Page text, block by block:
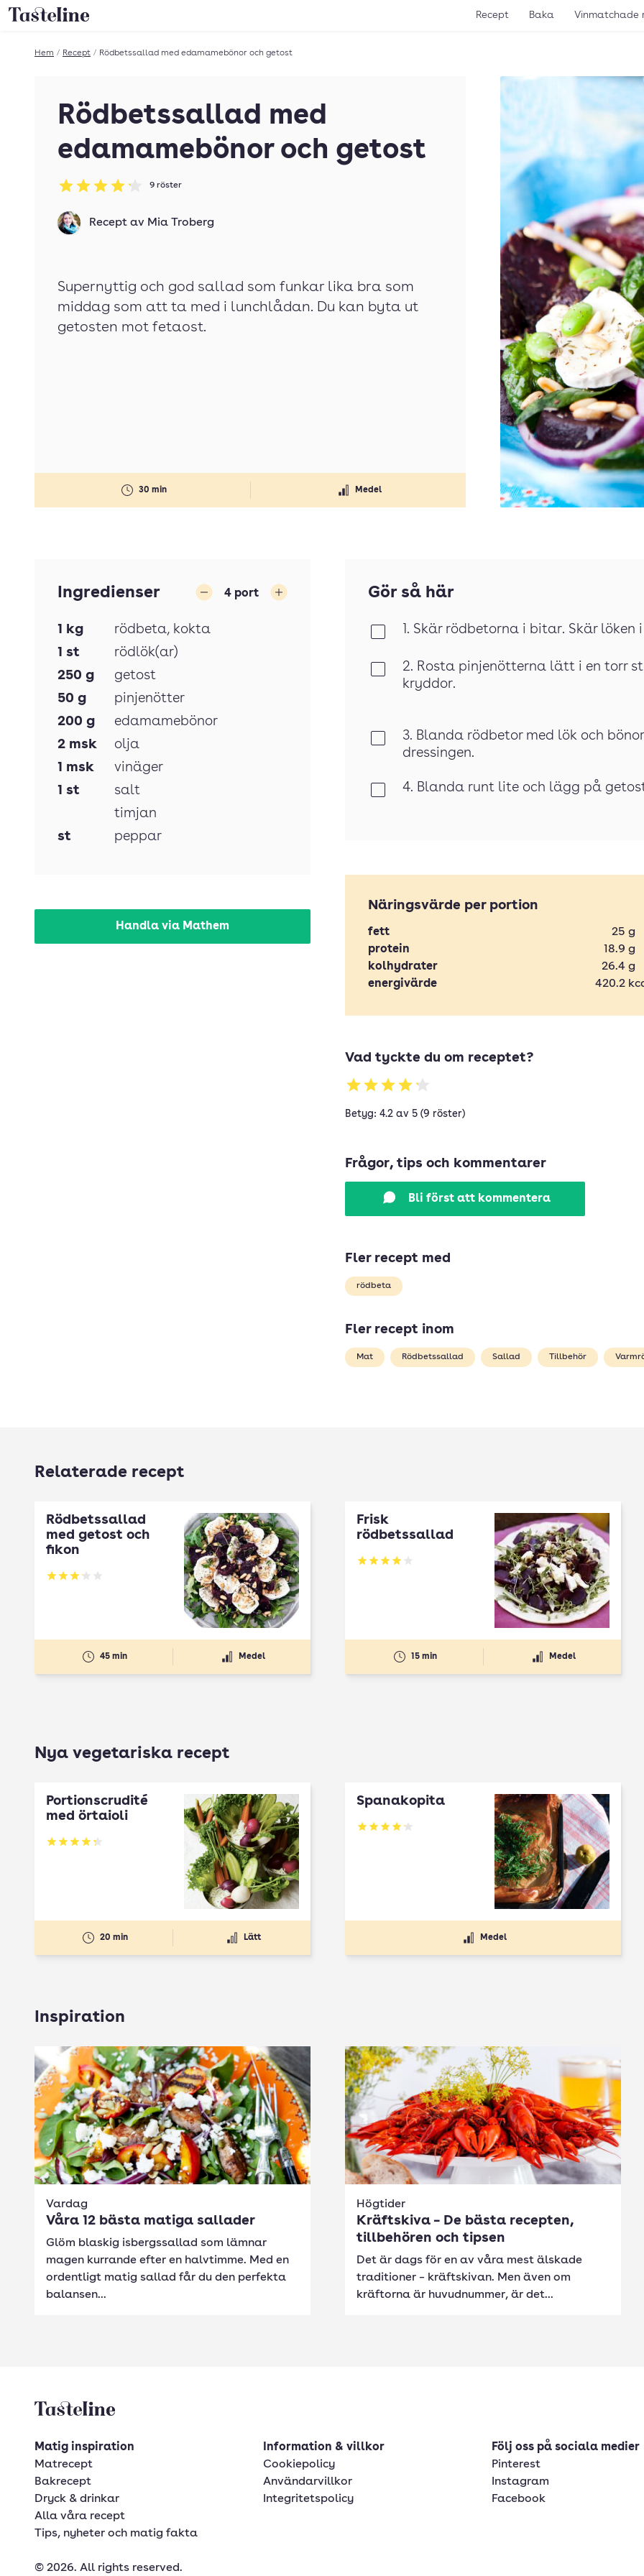
Till Tastelines startsida Recept Baka Vinmatchade
Hem / Recept / Rödbetssallad med edamamebönor och getost
Rödbetssallad med
edamamebönor och getost
Betyg: 4.2 av 5
9 röster
30 min Medel
Recept av Mia Troberg
Supernyttig och god sallad som funkar lika bra som
middag som att ta med i lunchlådan. Du kan byta ut
getosten mot fetaost.
Ingredienser 4 port
1 kg rödbeta, kokta
1 st
rödlök(ar)
250 g
getost
50 g
pinjenötter
200 g
edamamebönor
2 msk
olja
1 msk
vinäger
1 st
salt
timjan
st
peppar
Handla via Mathem
Gör så här
1. Skär rödbetorna i bitar. Skär löken
2. Rosta pinjenötterna lätt i en torr
kryddor.
3. Blanda rödbetor med lök och
dressingen.
4. Blanda runt lite och lägg på
Näringsvärde per portion
fett 25 g
protein
18.9 g
kolhydrater
26.4 g
energivärde
420.2
Vad tyckte du om receptet?
Betyg: 4.2 av 5 (9 röster)
Frågor, tips och kommentarer
Bli först att kommentera
Fler recept med
rödbeta
Fler recept inom
Mat Rödbetssallad Sallad Tillbehör
Relaterade recept
Rödbetssallad
med getost och
fikon
Betyg: 3.1 av 5
45 min Medel
Frisk
rödbetssallad
Betyg: 4 av 5
15 min Medel
Nya vegetariska recept
Portionscrudité
med örtaioli
Betyg: 4.27 av 5
20 min Lätt
Spanakopita
Betyg: 4.1 av 5
Medel
Inspiration
Vardag
Våra 12 bästa matiga sallader
Glöm blaskig isbergssallad som lämnar
magen kurrande efter en halvtimme. Med en
ordentligt matig sallad får du den perfekta
balansen...
Högtider
Kräftskiva – De bästa recepten,
tillbehören och tipsen
Det är dags för en av våra mest älskade
traditioner – kräftskivan. Men även om
kräftorna är huvudnummer, är det...
Tasteline startsida
Matig inspiration
Matrecept
Bakrecept
Dryck & drinkar
Alla våra recept
Tips, nyheter och matig fakta
Information & villkor
Cookiepolicy
Användarvillkor
Integritetspolicy
Följ oss på sociala medier
Pinterest
Instagram
Facebook
© 2026. All rights reserved.